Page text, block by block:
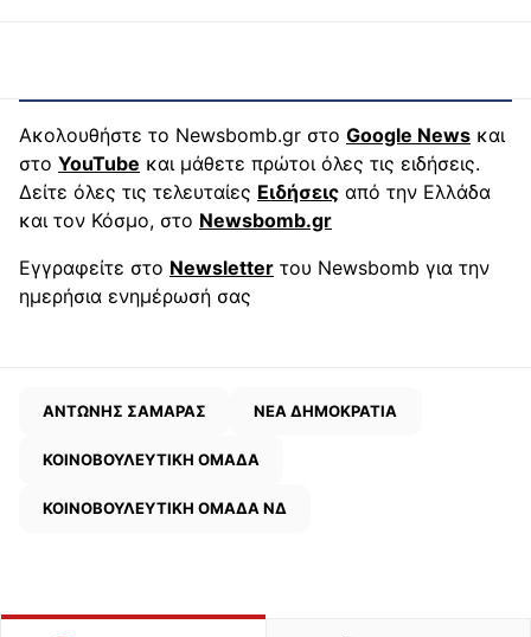
Ακολουθήστε το Newsbomb.gr στο Google News και
στο YouTube και μάθετε πρώτοι όλες τις ειδήσεις.
Δείτε όλες τις τελευταίες Ειδήσεις από την Ελλάδα
και τον Κόσμο, στο Newsbomb.gr
Εγγραφείτε στο Newsletter του Newsbomb για την
ημερήσια ενημέρωσή σας
ΑΝΤΩΝΗΣ ΣΑΜΑΡΑΣ ΝΕΑ ΔΗΜΟΚΡΑΤΙΑ
ΚΟΙΝΟΒΟΥΛΕΥΤΙΚΗ ΟΜΑΔΑ
ΚΟΙΝΟΒΟΥΛΕΥΤΙΚΗ ΟΜΑΔΑ ΝΔ